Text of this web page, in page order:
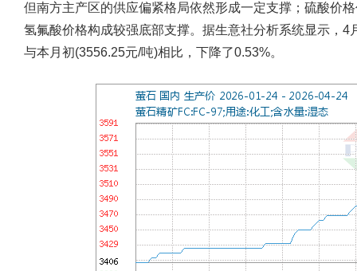
但南方主产区的供应偏紧格局依然形成一定支撑；硫酸价
氢氟酸价格构成较强底部支撑。据生意社分析系统显示，
与本月初(3556.25元/吨)相比，下降了0.53%。